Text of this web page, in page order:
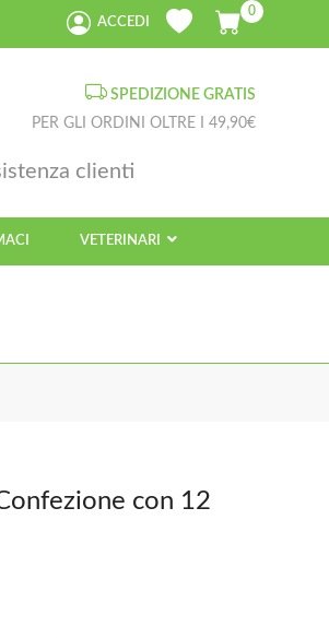
ACCEDI
0
SPEDIZIONE GRATIS
PER GLI ORDINI OLTRE I 49,90€
clienti
VETERINARI
con 12